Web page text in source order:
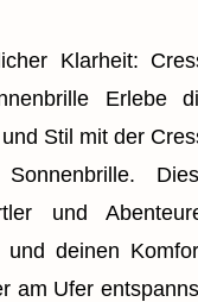
Klarheit:
Erlebe
Stil mit der
und
deinen
am Ufer